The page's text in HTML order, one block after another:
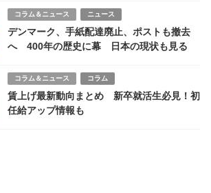
コラム＆ニュース ニュース
デンマーク、手紙配達廃止、ポストも撤去
へ 400年の歴史に幕 日本の現状も見る
コラム＆ニュース コラム
賃上げ最新動向まとめ 新卒就活生必見！初
任給アップ情報も